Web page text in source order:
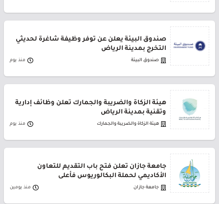
صندوق البيئة يعلن عن توفر وظيفة شاغرة لحديثي
التخرج بمدينة الرياض
صندوق البيئة منذ يوم
هيئة الزكاة والضريبة والجمارك تعلن وظائف إدارية
وتقنية بمدينة الرياض
هيئة الزكاة والضريبة والجمارك منذ يوم
جامعة جازان تعلن فتح باب التقديم للتعاون
الأكاديمي لحملة البكالوريوس فأعلى
جامعة جازان منذ يومين